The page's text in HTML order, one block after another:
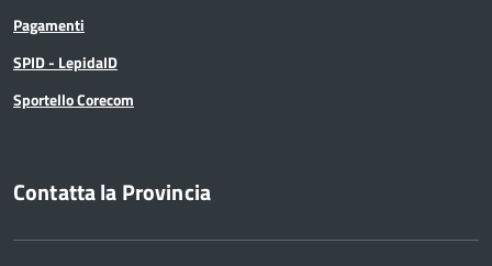
Pagamenti
SPID - LepidaID
Sportello Corecom
Contatta la Provincia